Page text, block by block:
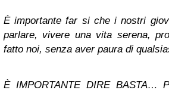
È importante far si che i nostri
parlare, vivere una vita serena,
fatto noi, senza aver paura di
È IMPORTANTE DIRE BASTA…